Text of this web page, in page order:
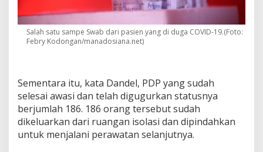
Salah satu sampe Swab dari pasien yang di duga COVID-19.(Foto:
Febry Kodongan/manadosiana.net)
Sementara itu, kata Dandel, PDP yang sudah
selesai awasi dan telah digugurkan statusnya
berjumlah 186. 186 orang tersebut sudah
dikeluarkan dari ruangan isolasi dan dipindahkan
untuk menjalani perawatan selanjutnya.